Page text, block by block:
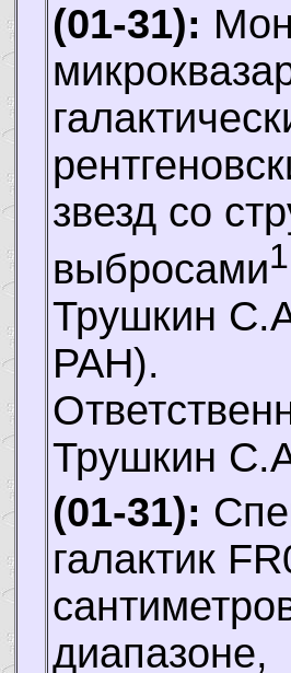
(01-31):
звезд со
выбросами1
Трушкин
РАН).
Трушкин
(01-31):
галактик
диапазоне,